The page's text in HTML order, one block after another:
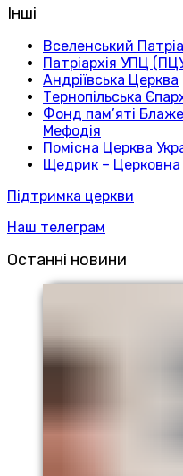
Інші
Вселенський
Патріархія УПЦ
Андріївська Церква
Тернопільська
Фонд пам’яті
Мефодія
Помісна Церква
Щедрик – Церковна
Підтримка церкви
Наш телеграм
Останні новини